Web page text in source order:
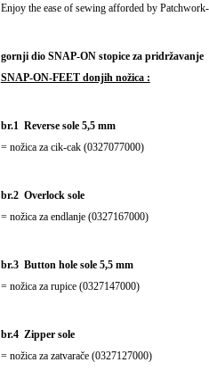
Enjoy the ease of sewing afforded by
gornji dio SNAP-ON stopice za pridržavanje
SNAP-ON-FEET donjih nožica :
br.1 Reverse sole 5,5 mm
= nožica za cik-cak (0327077000)
br.2 Overlock sole
= nožica za endlanje (0327167000)
br.3 Button hole sole 5,5 mm
= nožica za rupice (0327147000)
br.4 Zipper sole
= nožica za zatvarače (0327127000)